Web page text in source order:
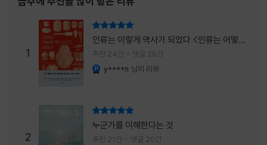
지도 모른다. 위험은 두려움의 대상이 아니라,
내가 진짜 원하는 삶으로 향하는 문 앞에 늘 함
께 서 있기 때문이다. 이 책은 프랑스의 철학
자이자 정신분석가인 안 뒤푸르망
1
인류는 이렇게 역사가 되었다 <인류는 어떻게
역사가 되었나>
추천 24건 댓글 25건
y****n 님의 리뷰
2
누군가를 이해한다는 것
추천 21건 댓글 20건